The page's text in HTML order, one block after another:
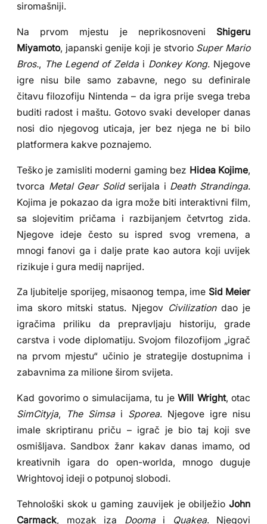
siromašniji.
Na prvom mjestu je neprikosnoveni Shigeru
Miyamoto, japanski genije koji je stvorio Super Mario
Bros., The Legend of Zelda i Donkey Kong. Njegove
igre nisu bile samo zabavne, nego su definirale
čitavu filozofiju Nintenda – da igra prije svega treba
buditi radost i maštu. Gotovo svaki developer danas
nosi dio njegovog uticaja, jer bez njega ne bi bilo
platformera kakve poznajemo.
Teško je zamisliti moderni gaming bez Hidea Kojime,
tvorca Metal Gear Solidserijala i Death Strandinga.
Kojima je pokazao da igra može biti interaktivni film,
sa slojevitim pričama i razbijanjem četvrtog zida.
Njegove ideje često su ispred svog vremena, a
mnogi fanovi ga i dalje prate kao autora koji uvijek
rizikuje i gura medij naprijed.
Za ljubitelje sporijeg, misaonog tempa, ime Sid Meier
ima skoro mitski status. Njegov Civilizationdao je
igračima priliku da prepravljaju historiju, grade
carstva i vode diplomatiju. Svojom filozofijom „igrač
na prvom mjestu“ učinio je strategije dostupnima i
zabavnima za milione širom svijeta.
Kad govorimo o simulacijama, tu je Will Wright, otac
SimCityja, The Simsa i Sporea. Njegove igre nisu
imale skriptiranu priču – igrač je bio taj koji sve
osmišljava. Sandbox žanr kakav danas imamo, od
kreativnih igara do open-worlda, mnogo duguje
Wrightovoj ideji o potpunoj slobodi.
Tehnološki skok u gaming zauvijek je obilježio John
Carmack, mozak iza Doomai Quakea. Njegovi